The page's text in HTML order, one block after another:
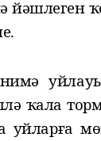
йәшлеген
ҡала
уйларға